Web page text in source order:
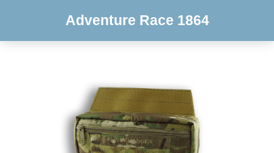
Adventure Race 1864